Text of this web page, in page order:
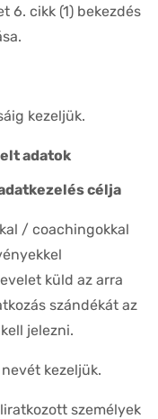
6. cikk (1) bekezdés
kezeljük.
adatok
célja
/ coachingokkal
küld az arra
szándékát az
jelezni.
kezeljük.
személyek